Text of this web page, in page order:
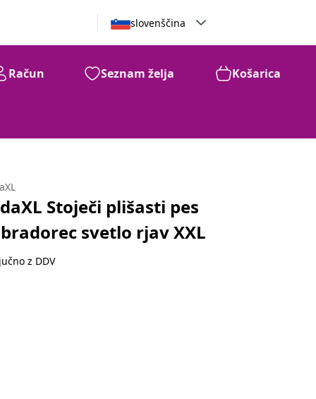
slovenščina
Račun Seznam želja Košarica
Stoječi plišasti pes
svetlo rjav XXL
z DDV